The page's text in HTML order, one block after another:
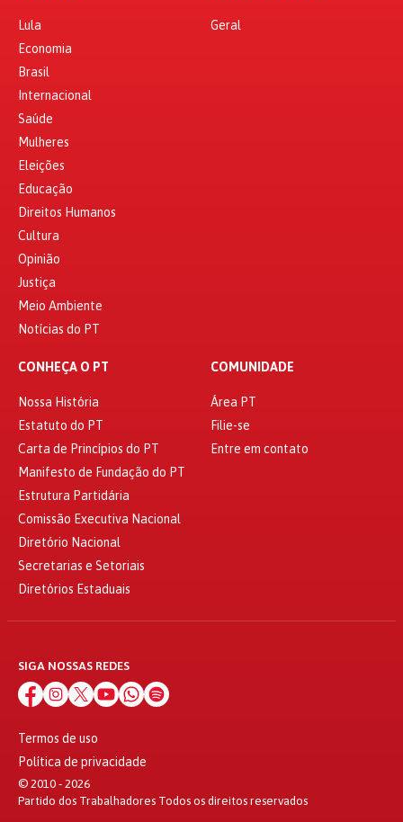
Lula
Economia
Brasil
Internacional
Saúde
Mulheres
Eleições
Educação
Direitos Humanos
Cultura
Opinião
Justiça
Meio Ambiente
Notícias do PT
Geral
CONHEÇA O PT
Nossa História
Estatuto do PT
Carta de Princípios do PT
Manifesto de Fundação do PT
Estrutura Partidária
Comissão Executiva Nacional
Diretório Nacional
Secretarias e Setoriais
Diretórios Estaduais
COMUNIDADE
Área PT
Filie-se
Entre em contato
SIGA NOSSAS REDES
Termos de uso
Política de privacidade
© 2010 - 2026
Partido dos Trabalhadores Todos os direitos reservados